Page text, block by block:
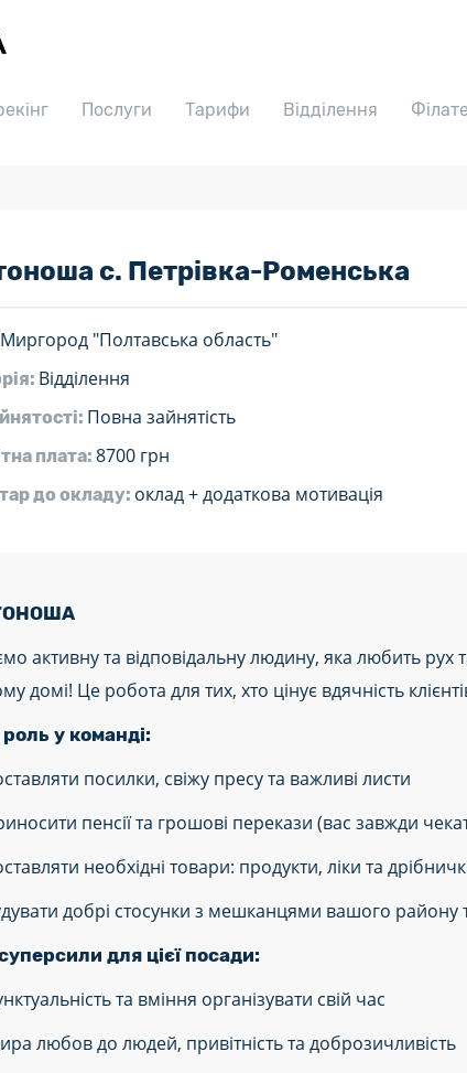
Послуги Тарифи Відділення
с. Петрівка-Роменська
Миргород "Полтавська область"
Відділення
Повна зайнятість
плата:8700 грн
до окладу: оклад + додаткова мотивація
активну та відповідальну людину, яка любить рух
домі! Це робота для тих, хто цінує вдячність
у команді:
посилки, свіжу пресу та важливі листи
пенсії та грошові перекази (вас завжди
необхідні товари: продукти, ліки та
добрі стосунки з мешканцями вашого району
для цієї посади:
та вміння організувати свій час
любов до людей, привітність та доброзичливість